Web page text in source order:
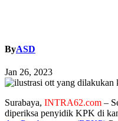
ByASD
Jan 26, 2023
Surabaya, INTRA62.com –
diperiksa penyidik ​​KPK di